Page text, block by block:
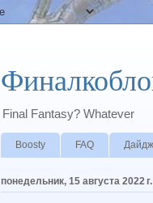
Final Fantasy? Whatever
Boosty FAQ
понедельник, 15 августа 2022 г.